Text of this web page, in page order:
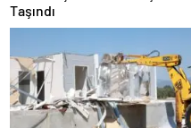
Taşındı